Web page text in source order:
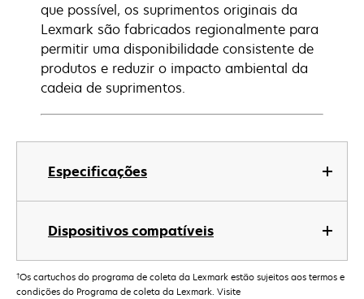
Especificações
Dispositivos compatíveis
que possível, os suprimentos originais da
Lexmark são fabricados regionalmente para
permitir uma disponibilidade consistente de
produtos e reduzir o impacto ambiental da
cadeia de suprimentos.
†Os cartuchos do programa de coleta da Lexmark estão sujeitos aos termos e
condições do Programa de coleta da Lexmark. Visite